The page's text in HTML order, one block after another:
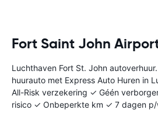
Fort Saint John
Luchthaven Fort St. John
huurauto met Express Auto Huren in
All-Risk verzekering ✓ Géén
risico ✓ Onbeperkte km ✓ 7 dagen